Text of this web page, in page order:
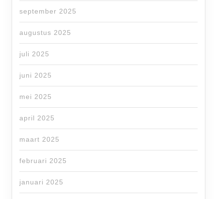
september 2025
augustus 2025
juli 2025
juni 2025
mei 2025
april 2025
maart 2025
februari 2025
januari 2025